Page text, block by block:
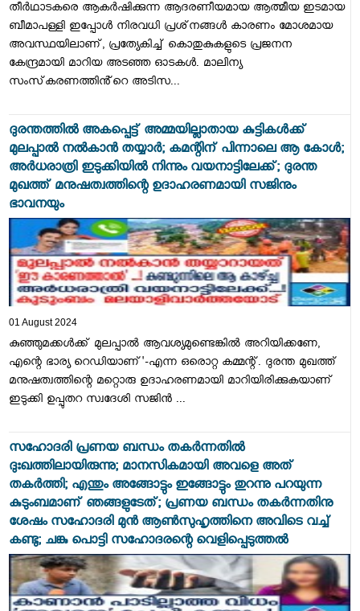
തീർഥാടകരെ ആകർഷിക്കുന്ന ആദരണീയമായ ആത്മീയ ഇടമായ
ബീമാപള്ളി ഇപ്പോൾ നിരവധി പ്രശ്‌നങ്ങൾ കാരണം മോശമായ
അവസ്ഥയിലാണ്, പ്രത്യേകിച്ച് കൊതുകുകളുടെ പ്രജനന
കേന്ദ്രമായി മാറിയ അടഞ്ഞ ഓടകൾ. മാലിന്യ
സംസ്‌കരണത്തിൻ്റെ അടിസ...
ദുരന്തത്തിൽ അകപ്പെട്ട് അമ്മയില്ലാതായ കുട്ടികൾക്ക്
മുലപ്പാൽ നൽകാൻ തയ്യാർ; കമന്റിന് പിന്നാലെ ആ കോൾ;
അർധരാത്രി ഇടുക്കിയിൽ നിന്നും വയനാട്ടിലേക്ക്; ദുരന്ത
മുഖത്ത് മനുഷത്വത്തിന്റെ ഉദാഹരണമായി സജിനും
ഭാവനയും
01 August 2024
കുഞ്ഞുമക്കൾക്ക് മുലപ്പാൽ ആവശ്യമുണ്ടെങ്കിൽ അറിയിക്കണേ,
എന്റെ ഭാര്യ റെഡിയാണ്'-എന്ന ഒരൊറ്റ കമ്മന്റ്. ദുരന്ത മുഖത്ത്
മനുഷത്വത്തിന്റെ മറ്റൊരു ഉദാഹരണമായി മാറിയിരിക്കുകയാണ്
ഇടുക്കി ഉപ്പുതറ സ്വദേശി സജിൻ ...
സഹോദരി പ്രണയ ബന്ധം തകർന്നതിൽ
ദുഃഖത്തിലായിരുന്നു; മാനസികമായി അവളെ അത്
തകർത്തി; എന്തും അങ്ങോട്ടും ഇങ്ങോട്ടും തുറന്നു പറയുന്ന
കുടുംബമാണ് ഞങ്ങളുടേത്; പ്രണയ ബന്ധം തകർന്നതിനു
ശേഷം സഹോദരി മുന്‍ ആണ്‍സുഹൃത്തിനെ അവിടെ വച്ച്
കണ്ടു; ചങ്കു പൊട്ടി സഹോദരന്റെ വെളിപ്പെടുത്തൽ